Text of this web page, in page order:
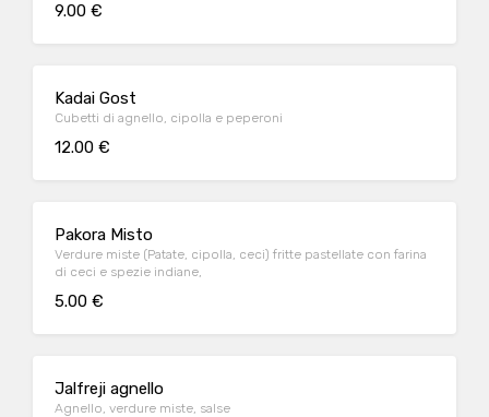
9.00 €
Kadai Gost
Cubetti di agnello, cipolla e peperoni
12.00 €
Pakora Misto
Verdure miste (Patate, cipolla, ceci) fritte pastellate con farina
di ceci e spezie indiane,
5.00 €
Jalfreji agnello
Agnello, verdure miste, salse